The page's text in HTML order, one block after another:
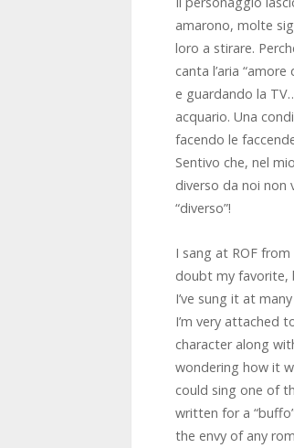
amarono, molte
loro a stirare.
canta l’aria
e guardando la
acquario. Una
facendo le
Sentivo che, nel
diverso da noi non
“diverso”!
I sang at ROF from
doubt my favorite,
I’ve sung it at
I’m very attached
character along
wondering how it
could sing one of
written for a
the envy of any